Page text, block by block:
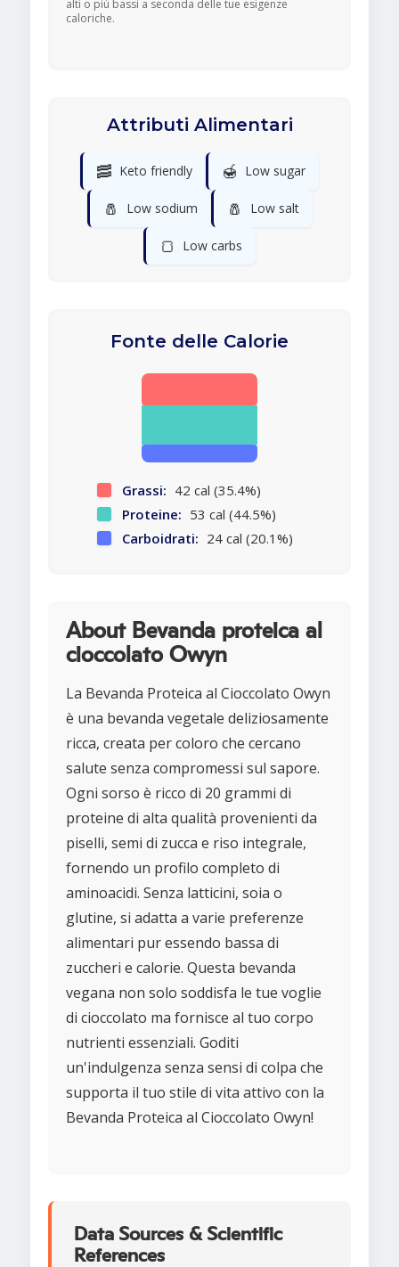
alti o più bassi a seconda delle tue esigenze
caloriche.
Attributi Alimentari
🥓 Keto friendly 🍯 Low sugar
🧂 Low sodium 🧂 Low salt
🍞 Low carbs
Fonte delle Calorie
Grassi: 42 cal (35.4%)
Proteine: 53 cal (44.5%)
Carboidrati: 24 cal (20.1%)
About Bevanda proteica al
cioccolato Owyn
La Bevanda Proteica al Cioccolato Owyn
è una bevanda vegetale deliziosamente
ricca, creata per coloro che cercano
salute senza compromessi sul sapore.
Ogni sorso è ricco di 20 grammi di
proteine di alta qualità provenienti da
piselli, semi di zucca e riso integrale,
fornendo un profilo completo di
aminoacidi. Senza latticini, soia o
glutine, si adatta a varie preferenze
alimentari pur essendo bassa di
zuccheri e calorie. Questa bevanda
vegana non solo soddisfa le tue voglie
di cioccolato ma fornisce al tuo corpo
nutrienti essenziali. Goditi
un'indulgenza senza sensi di colpa che
supporta il tuo stile di vita attivo con la
Bevanda Proteica al Cioccolato Owyn!
Data Sources & Scientific
References